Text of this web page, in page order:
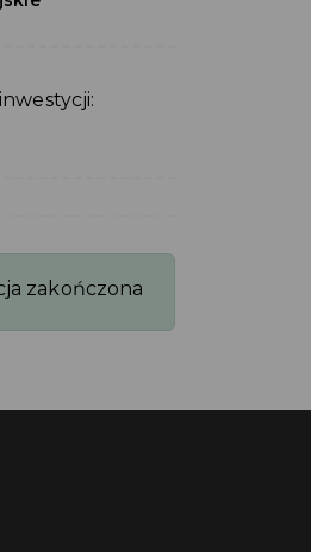
zakończona